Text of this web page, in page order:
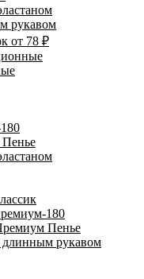
рукавом
от 78 ₽
180
Пенье
длинным рукавом